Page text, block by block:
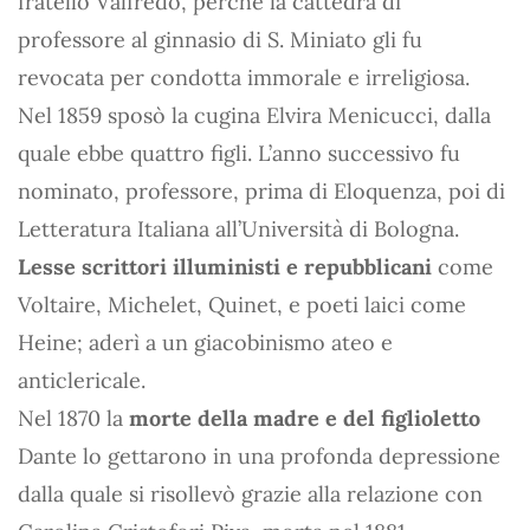
professore al ginnasio di S. Miniato gli fu
revocata per condotta immorale e irreligiosa.
Nel 1859 sposò la cugina Elvira Menicucci, dalla
quale ebbe quattro figli. L’anno successivo fu
nominato, professore, prima di Eloquenza, poi di
Letteratura Italiana all’Università di Bologna.
Lesse scrittori illuministi e repubblicani come
Voltaire, Michelet, Quinet, e poeti laici come
Heine; aderì a un giacobinismo ateo e
anticlericale.
Nel 1870 la morte della madre e del figlioletto
Dante lo gettarono in una profonda depressione
dalla quale si risollevò grazie alla relazione con